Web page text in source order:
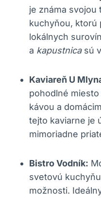
je⁢ známa ⁤svojou‌
kuchyňou, ktorú​
lokálnych
a kapustnicasú
Kaviareň‍ U
pohodlné
kávou ⁤a
tejto ⁢kaviarne je⁣
mimoriadne
Bistro Vodník:
svetovú
možnosti.